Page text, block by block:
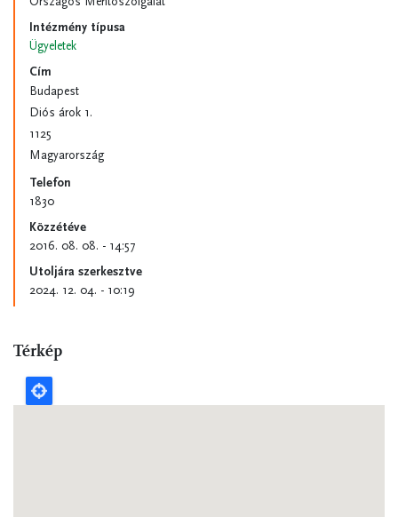
Intézmény típusa
Ügyeletek
Cím
Budapest
Diós árok 1.
1125
Magyarország
Telefon
1830
Közzétéve
2016. 08. 08. - 14:57
Utoljára szerkesztve
2024. 12. 04. - 10:19
Térkép